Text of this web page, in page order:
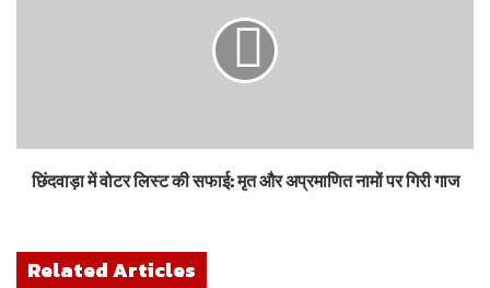
छिंदवाड़ा में वोटर लिस्ट की सफाई: मृत और अप्रमाणित नामों पर गिरी गाज
Related Articles